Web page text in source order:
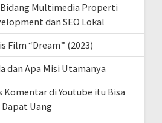
Bidang Multimedia Properti
dan SEO Lokal
Film “Dream” (2023)
dan Apa Misi Utamanya
Komentar di Youtube itu Bisa
Dapat Uang